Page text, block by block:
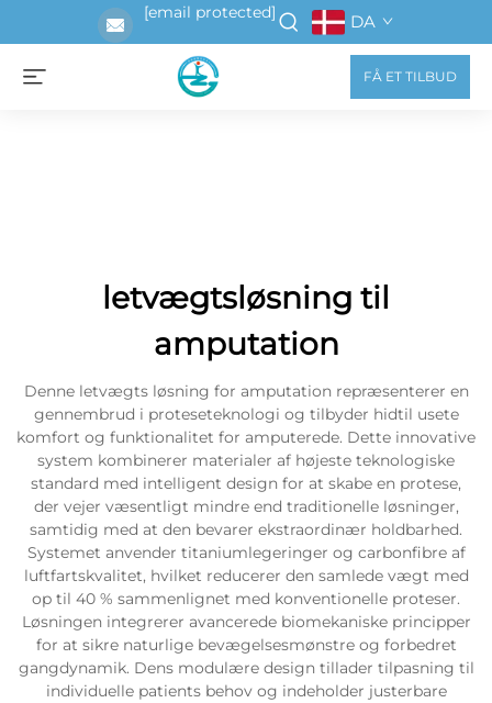
[email protected] DA
FÅ ET TILBUD
letvægtsløsning til
amputation
Denne letvægts løsning for amputation repræsenterer en
gennembrud i proteseteknologi og tilbyder hidtil usete
komfort og funktionalitet for amputerede. Dette innovative
system kombinerer materialer af højeste teknologiske
standard med intelligent design for at skabe en protese,
der vejer væsentligt mindre end traditionelle løsninger,
samtidig med at den bevarer ekstraordinær holdbarhed.
Systemet anvender titaniumlegeringer og carbonfibre af
luftfartskvalitet, hvilket reducerer den samlede vægt med
op til 40 % sammenlignet med konventionelle proteser.
Løsningen integrerer avancerede biomekaniske principper
for at sikre naturlige bevægelsesmønstre og forbedret
gangdynamik. Dens modulære design tillader tilpasning til
individuelle patients behov og indeholder justerbare